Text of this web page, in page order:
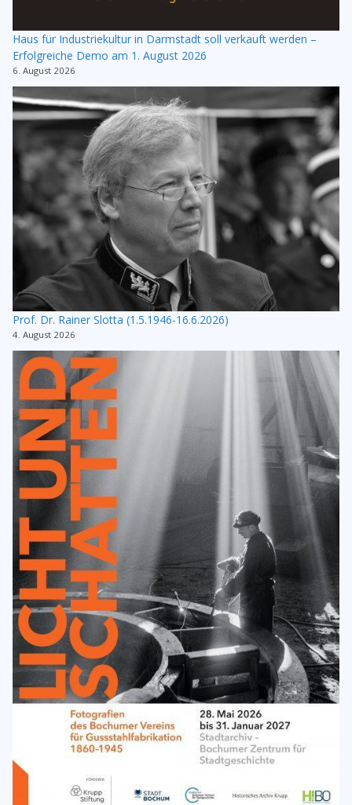
Haus für Industriekultur in Darmstadt soll verkauft werden –
Erfolgreiche Demo am 1. August 2026
6. August 2026
Prof. Dr. Rainer Slotta (1.5.1946-16.6.2026)
4. August 2026